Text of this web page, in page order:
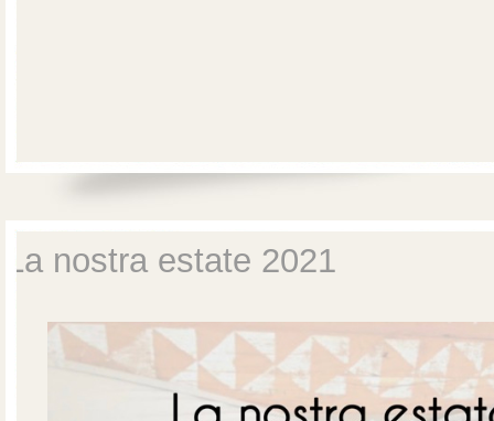
La nostra estate 2021